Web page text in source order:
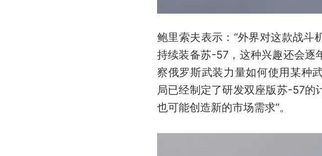
鲍里索夫表示：“外界对这款战斗
持续装备苏-57，这种兴趣还会逐
察俄罗斯武装力量如何使用某种
局已经制定了研发双座版苏-57的
也可能创造新的市场需求”。